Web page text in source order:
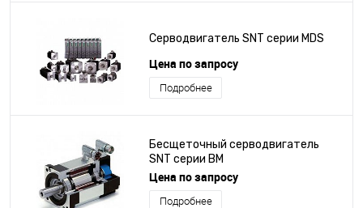
Серводвигатель SNT серии MDS
Цена по запросу
Подробнее
Бесщеточный серводвигатель
SNT серии BM
Цена по запросу
Подробнее